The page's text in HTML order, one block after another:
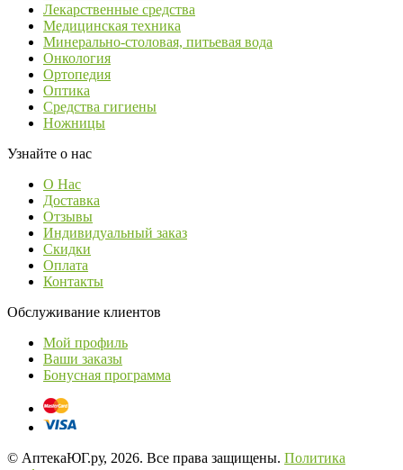
Лекарственные средства
Медицинская техника
Минерально-столовая, питьевая вода
Онкология
Ортопедия
Оптика
Средства гигиены
Ножницы
Узнайте о нас
О Нас
Доставка
Отзывы
Индивидуальный заказ
Скидки
Оплата
Контакты
Обслуживание клиентов
Мой профиль
Ваши заказы
Бонусная программа
© АптекаЮГ.ру, 2026. Все права защищены. Политика